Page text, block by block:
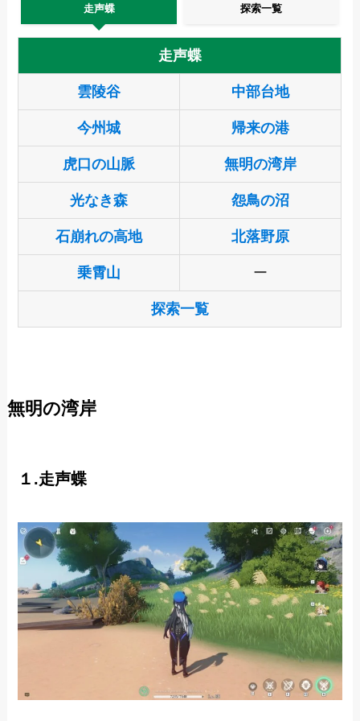
走声蝶 探索一覧
走声蝶
雲陵谷 中部台地
今州城 帰来の港
虎口の山脈 無明の湾岸
光なき森 怨鳥の沼
石崩れの高地 北落野原
乗霄山 ー
探索一覧
無明の湾岸
１.走声蝶